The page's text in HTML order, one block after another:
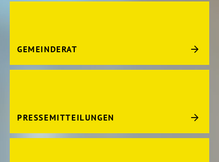
GEMEINDERAT
PRESSEMITTEILUNGEN